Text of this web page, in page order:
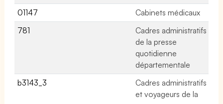
01147 Cabinets médicaux
781
Cadres administratifs
de la presse
quotidienne
départementale
b3143_3
Cadres administratifs
et voyageurs de la